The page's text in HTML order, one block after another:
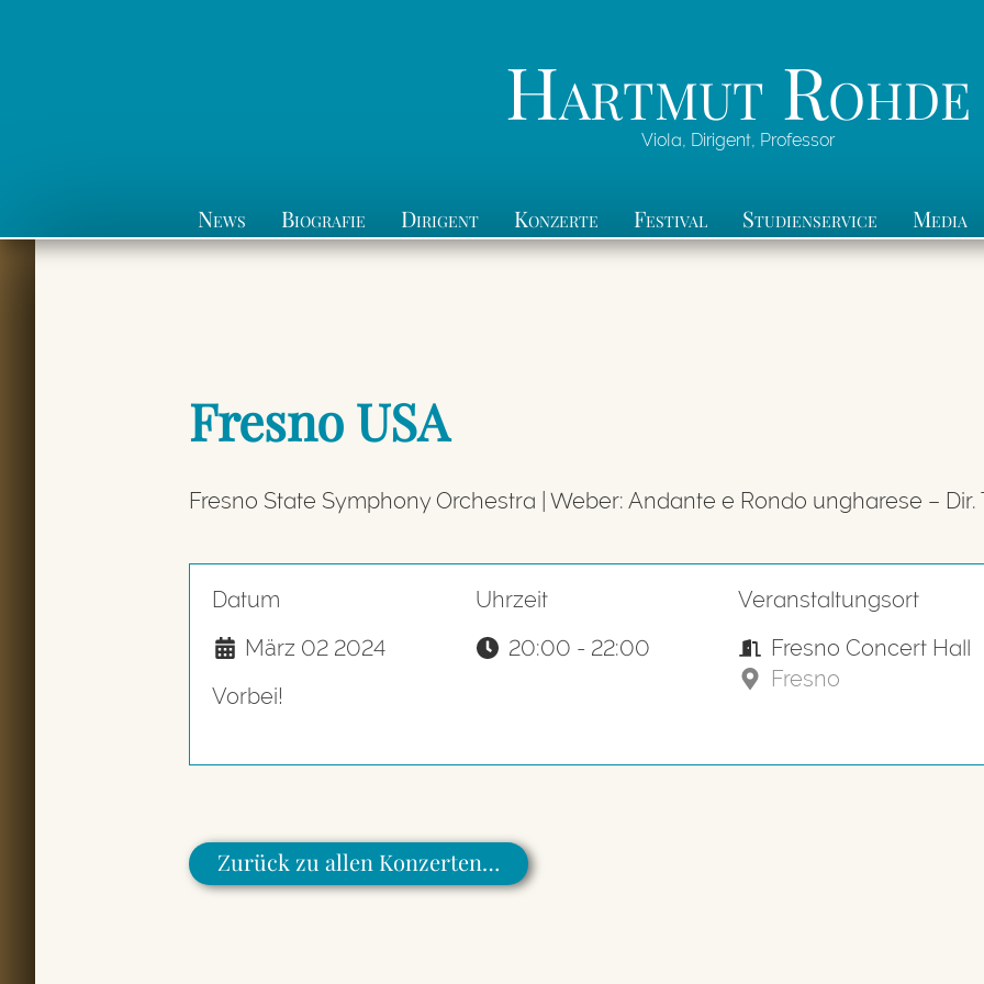
Hartmut Rohde
Viola, Dirigent, Professor
News Biografie Dirigent Konzerte Festival Studienservice Media
Fresno USA
Fresno State Symphony Orchestra | Weber: Andante e Rondo ungharese –
Datum
März 02 2024
Vorbei!
Uhrzeit
20:00 - 22:00
Veranstaltungsort
Fresno Concert Hall
Fresno
Zurück zu allen Konzerten…